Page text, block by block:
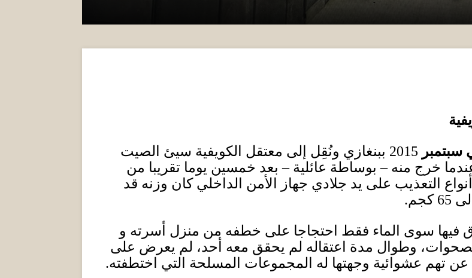
2015 ببنغازي ونُقِل إلى معتقل الكويفية سيئ الصيت
خرج منه – بوساطة عائلية – بعد خمسين يوما تقريبا من
أنواع التعذيب على يد جلادي جهاز الأمن الداخلي كان وزنه قد
65 كجم.
فيها سوى الماء فقط احتجاجا على خطفه من منزل أسرته و
وطوال مدة اعتقاله لم يحقق معه أحد، لم يعرض على
عن تهم عشوائية وجهتها له المجموعات المسلحة التي اختطفته.